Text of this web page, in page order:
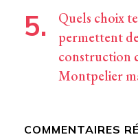
Quels choix
permettent
construction
Montpelier
COMMENTAIRES